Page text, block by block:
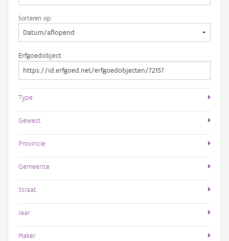
Sorteren op:
Erfgoedobject
Type
Gewest
Provincie
Gemeente
Straat
Jaar
Maker